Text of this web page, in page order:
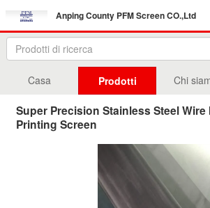
Anping County PFM Screen CO.,Ltd
Casa Prodotti Chi
Super Precision Stainless Steel Wire
Printing Screen